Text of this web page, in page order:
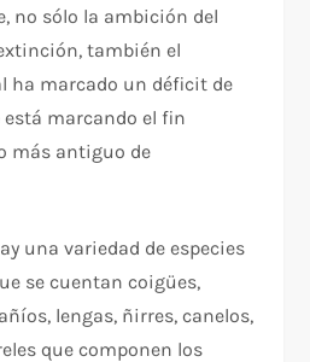
no sólo la ambición del
también el
ha marcado un déficit de
marcando el fin
más antiguo de
una variedad de especies
se cuentan coigües,
lengas, ñirres, canelos,
que componen los